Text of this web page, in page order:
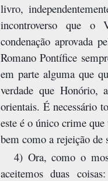
livro,
incontroverso que o
condenação aprovada
Romano Pontífice
em parte alguma que
verdade que Honório,
orientais. É necessário
este é o único crime
bem como a rejeição de
4) Ora, como o
aceitemos duas